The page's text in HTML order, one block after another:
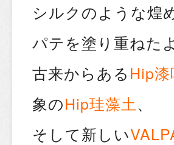
シルクのような煌
パテを塗り重ねた
古来からあるHip漆
象のHip珪藻土、
そして新しい